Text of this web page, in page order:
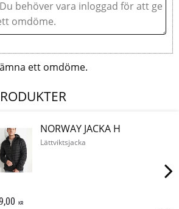
ett omdöme.
NORWAY JACKA H
Lättviktsjacka
KR